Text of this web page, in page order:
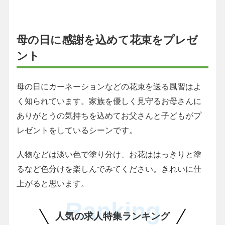
母の日に感謝を込めて花束をプレゼ
ント
母の日にカーネーションなどの花束を送る風習はよ
く知られています。家族を優しく見守るお母さんに
ありがとうの気持ちを込めてお父さんと子どもがプ
レゼントをしているシーンです。
人物などは淡い色で塗り分け、お花ははっきりと塗
るなど色分けを楽しんでみてください。きれいに仕
上がると思います。
人気の求人特集ランキング
Ranking